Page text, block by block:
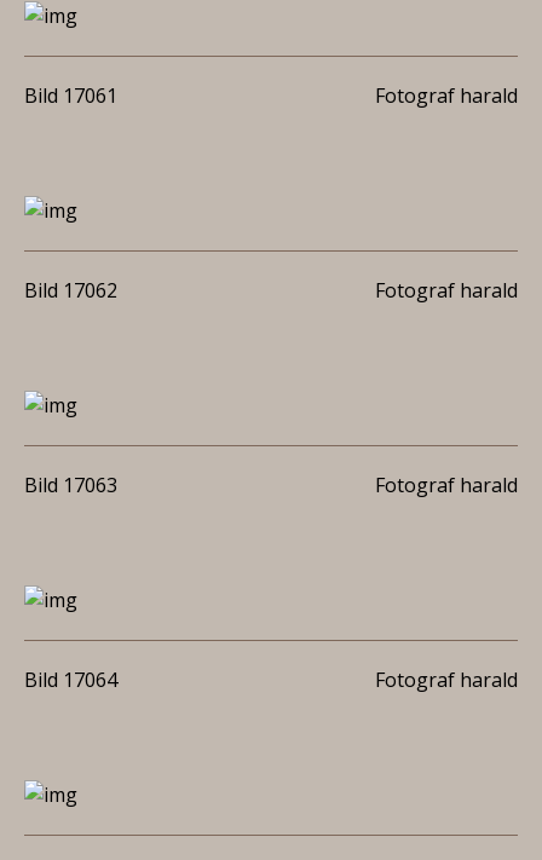
Bild 17061 Fotograf harald
Bild 17062 Fotograf harald
Bild 17063 Fotograf harald
Bild 17064 Fotograf harald